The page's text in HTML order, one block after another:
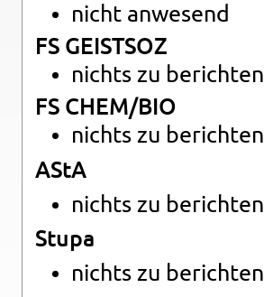
nicht an­we­send
FS GEIST­SOZ
nichts zu be­rich­ten
FS CHEM/BIO
nichts zu be­rich­ten
AStA
nichts zu be­rich­ten
Stupa
nichts zu be­rich­ten